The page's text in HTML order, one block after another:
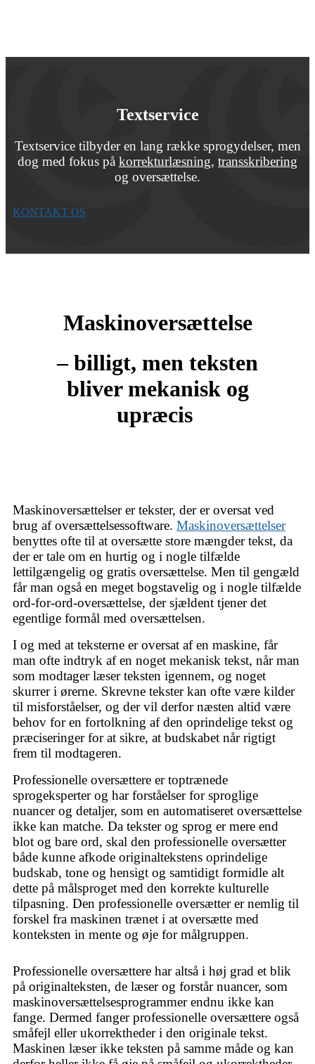
Textservice
Textservice tilbyder en lang række sprogydelser, men
dog med fokus på korrekturlæsning, transskribering
og oversættelse.
KONTAKT OS
Maskinoversættelse
– billigt, men teksten
bliver mekanisk og
upræcis
Maskinoversættelser er tekster, der er oversat ved
brug af oversættelsessoftware. Maskinoversættelser
benyttes ofte til at oversætte store mængder tekst, da
der er tale om en hurtig og i nogle tilfælde
lettilgængelig og gratis oversættelse. Men til gengæld
får man også en meget bogstavelig og i nogle tilfælde
ord-for-ord-oversættelse, der sjældent tjener det
egentlige formål med oversættelsen.
I og med at teksterne er oversat af en maskine, får
man ofte indtryk af en noget mekanisk tekst, når man
som modtager læser teksten igennem, og noget
skurrer i ørerne. Skrevne tekster kan ofte være kilder
til misforståelser, og der vil derfor næsten altid være
behov for en fortolkning af den oprindelige tekst og
præciseringer for at sikre, at budskabet når rigtigt
frem til modtageren.
Professionelle oversættere er toptrænede
sprogeksperter og har forståelser for sproglige
nuancer og detaljer, som en automatiseret oversættelse
ikke kan matche. Da tekster og sprog er mere end
blot og bare ord, skal den professionelle oversætter
både kunne afkode originaltekstens oprindelige
budskab, tone og hensigt og samtidigt formidle alt
dette på målsproget med den korrekte kulturelle
tilpasning. Den professionelle oversætter er nemlig til
forskel fra maskinen trænet i at oversætte med
konteksten in mente og øje for målgruppen.
Professionelle oversættere har altså i høj grad et blik
på originalteksten, de læser og forstår nuancer, som
maskinoversættelsesprogrammer endnu ikke kan
fange. Dermed fanger professionelle oversættere også
småfejl eller ukorrektheder i den originale tekst.
Maskinen læser ikke teksten på samme måde og kan